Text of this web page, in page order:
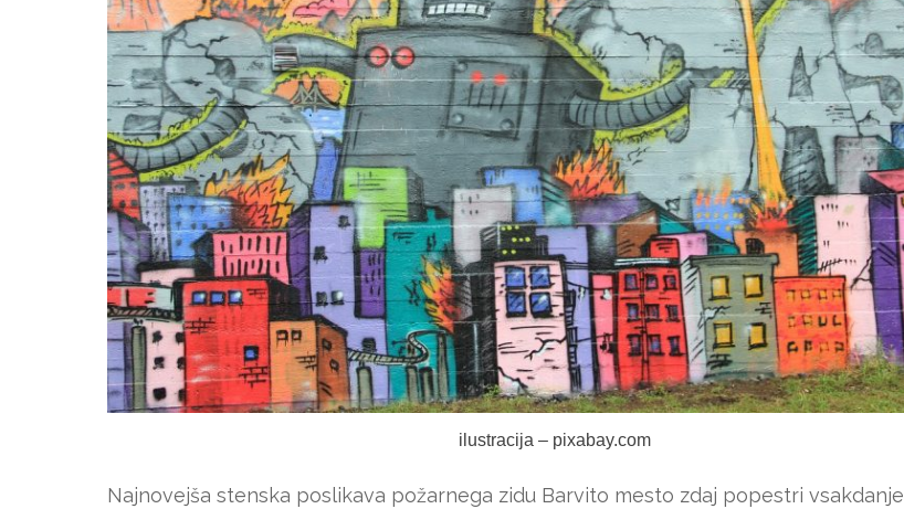
ilustracija – pixabay.com
Najnovejša stenska poslikava požarnega zidu Barvito mesto zdaj popestri vsakdanje